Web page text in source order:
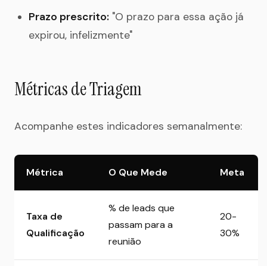
Prazo prescrito: "O prazo para essa ação já
expirou, infelizmente"
Métricas de Triagem
Acompanhe estes indicadores semanalmente:
Métrica O Que Mede Meta
Taxa de
Qualificação
% de leads que
passam para a
reunião
20-
30%